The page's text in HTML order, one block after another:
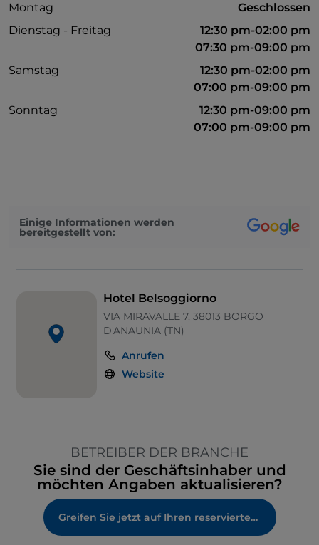
Tische im Außenbereich
Montag
Geschlossen
Dienstag - Freitag
12:30 pm-02:00 pm
07:30 pm-09:00 pm
Samstag
12:30 pm-02:00 pm
07:00 pm-09:00 pm
Sonntag
12:30 pm-09:00 pm
07:00 pm-09:00 pm
Einige Informationen werden
bereitgestellt von:
Hotel Belsoggiorno
VIA MIRAVALLE 7, 38013 BORGO
D'ANAUNIA (TN)
Anrufen
Website
BETREIBER DER BRANCHE
Sie sind der Geschäftsinhaber und
möchten Angaben aktualisieren?
Greifen Sie jetzt auf Ihren reservierten Bereich zu